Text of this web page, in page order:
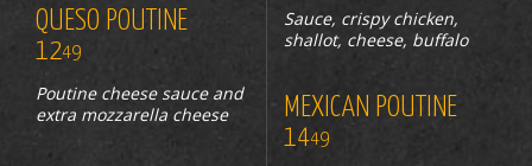
QUESO POUTINE
1249
Poutine cheese sauce and
extra mozzarella cheese
Sauce, crispy chicken,
shallot, cheese, buffalo
MEXICAN POUTINE
1449